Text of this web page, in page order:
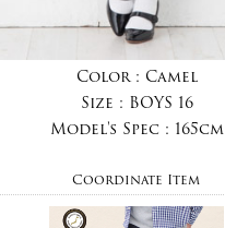
Color : Camel
Size : BOYS 16
Model's Spec : 165cm
Coordinate Item